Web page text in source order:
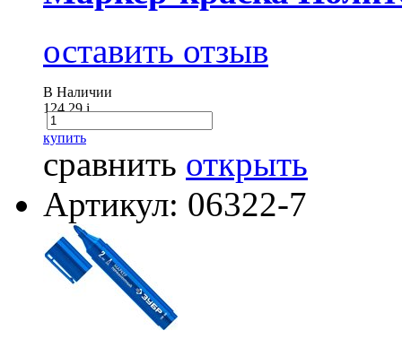
оставить отзыв
В Наличии
124.29i
купить
сравнить открыть
Артикул: 06322-7